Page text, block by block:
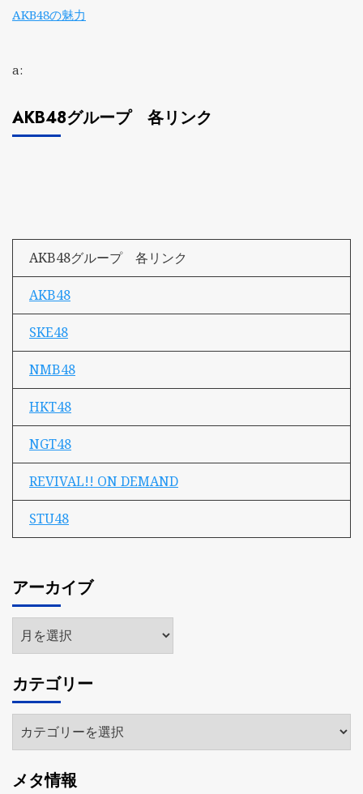
AKB48の魅力
a:
AKB48グループ 各リンク
AKB48グループ 各リンク
AKB48
SKE48
NMB48
HKT48
NGT48
REVIVAL!! ON DEMAND
STU48
アーカイブ
ア
ー
イ
ブ
カテゴリー
テ
リ
メタ情報